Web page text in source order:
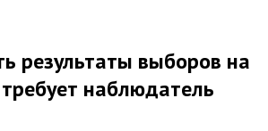
результаты выборов на
наблюдатель